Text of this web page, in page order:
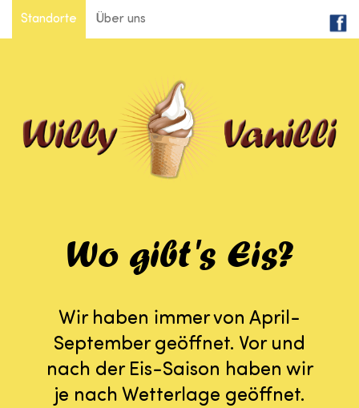
Standorte Über uns
Wo gibt's Eis?
Wir haben immer von April-
September geöffnet. Vor und
nach der Eis-Saison haben wir
je nach Wetterlage geöffnet.